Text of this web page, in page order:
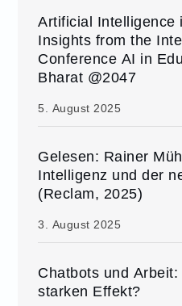
Artificial Intelligence
Insights from the
Conference AI in
Bharat @2047
5. August 2025
Gelesen: Rainer
Intelligenz und der
(Reclam, 2025)
3. August 2025
Chatbots und
starken Effekt?